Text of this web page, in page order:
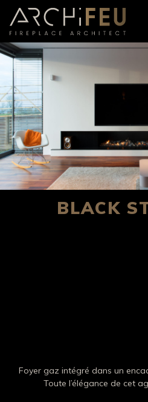
BLACK
Foyer gaz intégré dans un
Toute l’élégance de cet